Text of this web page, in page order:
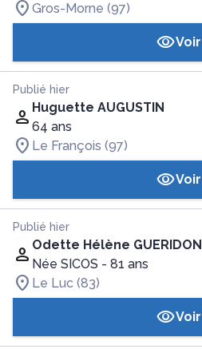
Gros-Morne (97)
Voir
Publié hier
Huguette AUGUSTIN
64 ans
Le François (97)
Voir
Publié hier
Odette Hélène GUERIDON
Née SICOS - 81 ans
Le Luc (83)
Voir